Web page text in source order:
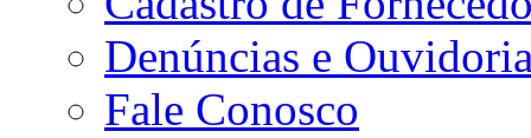
Denúncias e
Fale Conosco